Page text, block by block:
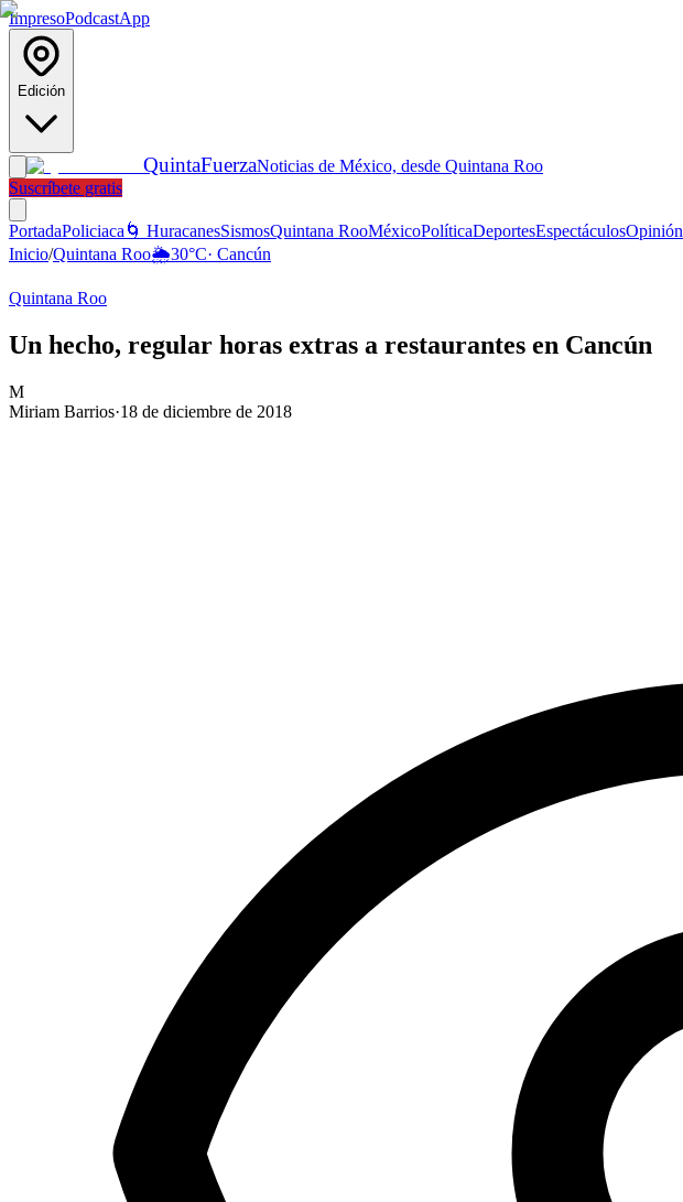
ImpresoPodcastApp
Edición
QuintaFuerzaNoticias de México, desde Quintana Roo
Suscríbete gratis
PortadaPoliciaca 🌀 HuracanesSismosQuintana RooMéxicoPolíticaDeportesEspectáculosOpinión
Inicio/Quintana Roo🌦️30°C· Cancún
Quintana Roo
Un hecho, regular horas extras a restaurantes en Cancún
M
Miriam Barrios·18 de diciembre de 2018